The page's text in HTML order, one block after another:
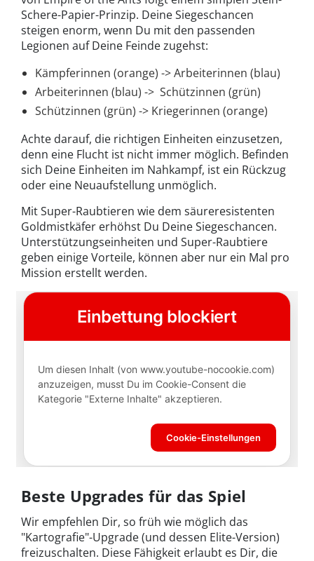
Schere-Papier-Prinzip. Deine Siegeschancen
steigen enorm, wenn Du mit den passenden
Legionen auf Deine Feinde zugehst:
Kämpferinnen (orange) -> Arbeiterinnen (blau)
Arbeiterinnen (blau) -> Schützinnen (grün)
Schützinnen (grün) -> Kriegerinnen (orange)
Achte darauf, die richtigen Einheiten einzusetzen,
denn eine Flucht ist nicht immer möglich. Befinden
sich Deine Einheiten im Nahkampf, ist ein Rückzug
oder eine Neuaufstellung unmöglich.
Mit Super-Raubtieren wie dem säureresistenten
Goldmistkäfer erhöhst Du Deine Siegeschancen.
Unterstützungseinheiten und Super-Raubtiere
geben einige Vorteile, können aber nur ein Mal pro
Mission erstellt werden.
Beste Upgrades für das Spiel
Wir empfehlen Dir, so früh wie möglich das
"Kartografie"-Upgrade (und dessen Elite-Version)
freizuschalten. Diese Fähigkeit erlaubt es Dir, die